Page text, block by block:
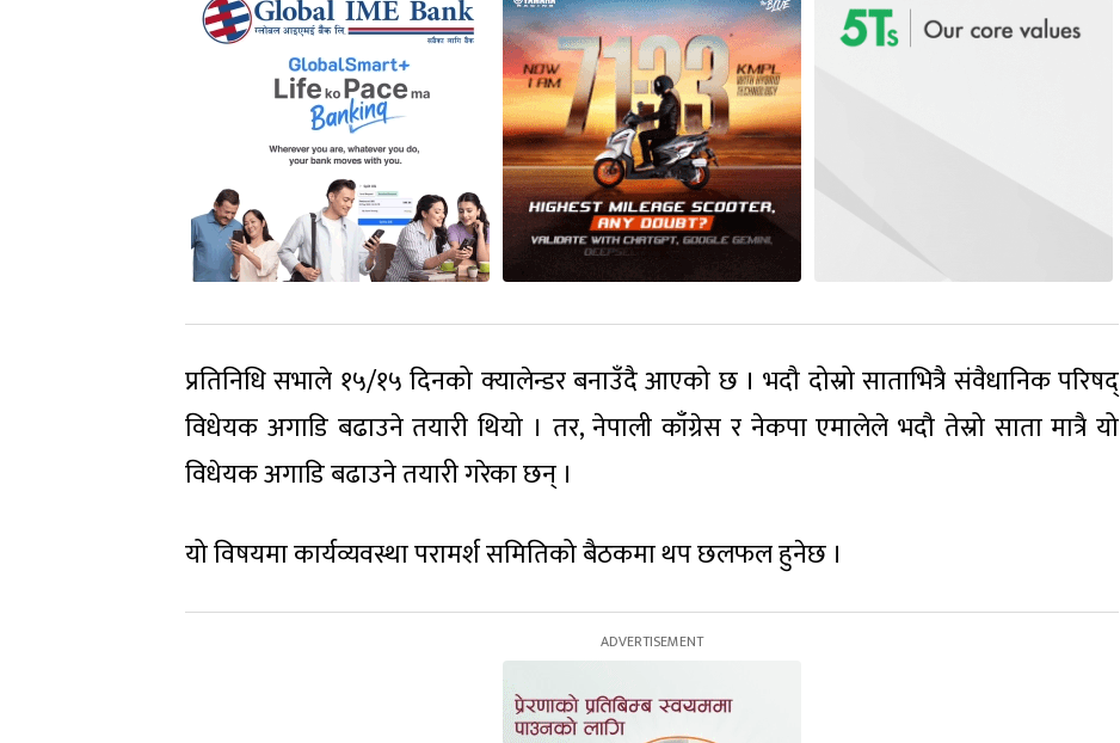
प्रतिनिधि सभाले १५/१५ दिनको क्यालेन्डर बनाउँदै आएको छ । भदौ दोस्रो साताभित्रै संवैधानिक परिषद्
विधेयक अगाडि बढाउने तयारी थियो । तर, नेपाली काँग्रेस र नेकपा एमालेले भदौ तेस्रो साता मात्रै यो
विधेयक अगाडि बढाउने तयारी गरेका छन् ।
यो विषयमा कार्यव्यवस्था परामर्श समितिको बैठकमा थप छलफल हुनेछ ।